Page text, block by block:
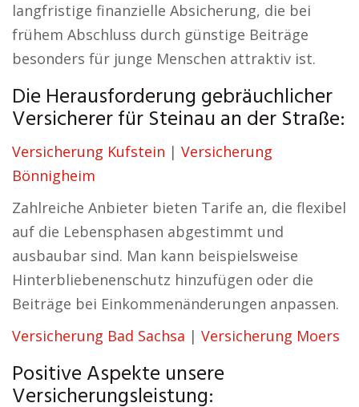
langfristige finanzielle Absicherung, die bei
frühem Abschluss durch günstige Beiträge
besonders für junge Menschen attraktiv ist.
Die Herausforderung gebräuchlicher
Versicherer für Steinau an der Straße:
Versicherung Kufstein | Versicherung
Bönnigheim
Zahlreiche Anbieter bieten Tarife an, die flexibel
auf die Lebensphasen abgestimmt und
ausbaubar sind. Man kann beispielsweise
Hinterbliebenenschutz hinzufügen oder die
Beiträge bei Einkommenänderungen anpassen.
Versicherung Bad Sachsa | Versicherung Moers
Positive Aspekte unsere
Versicherungsleistung: